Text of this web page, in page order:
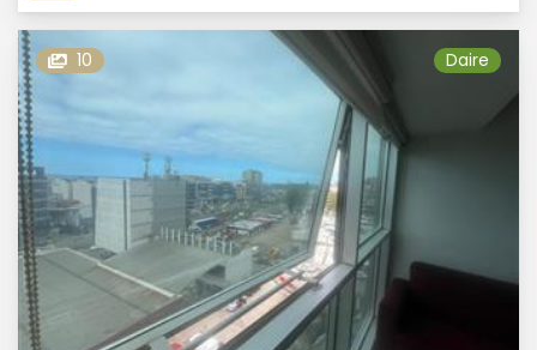
10 Daire